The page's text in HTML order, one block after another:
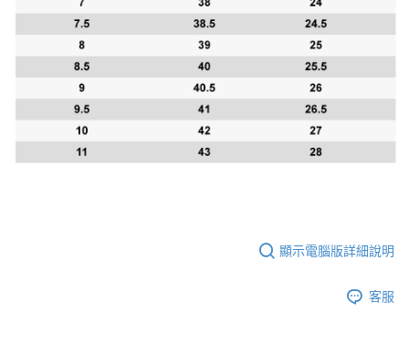
顯示電腦版詳細說明
客服